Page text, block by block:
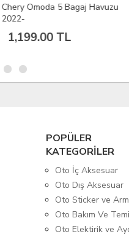
Togg T10X Bagaj Havuzu
1,199.00 TL
POPÜLER
KATEGORİLER
Oto İç Aksesuar
Oto Dış Aksesuar
Oto Sticker ve
Oto Bakım Ve
Oto Elektirik ve